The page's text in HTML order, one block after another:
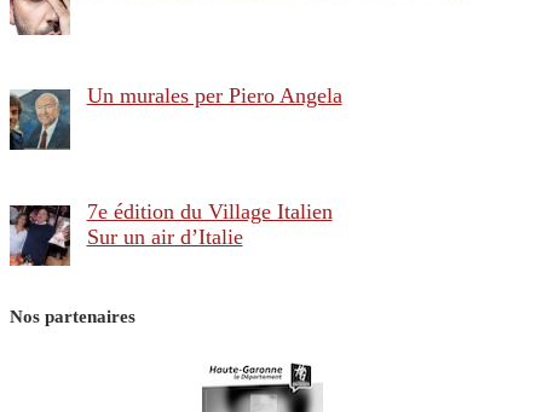
Un murales per Piero Angela
7e édition du Village Italien
Sur un air d’Italie
Nos partenaires